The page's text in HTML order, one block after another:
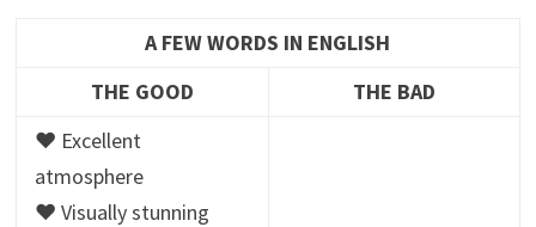
A FEW WORDS IN ENGLISH
THE GOOD
THE BAD
♥ Excellent
atmosphere
♥ Visually stunning